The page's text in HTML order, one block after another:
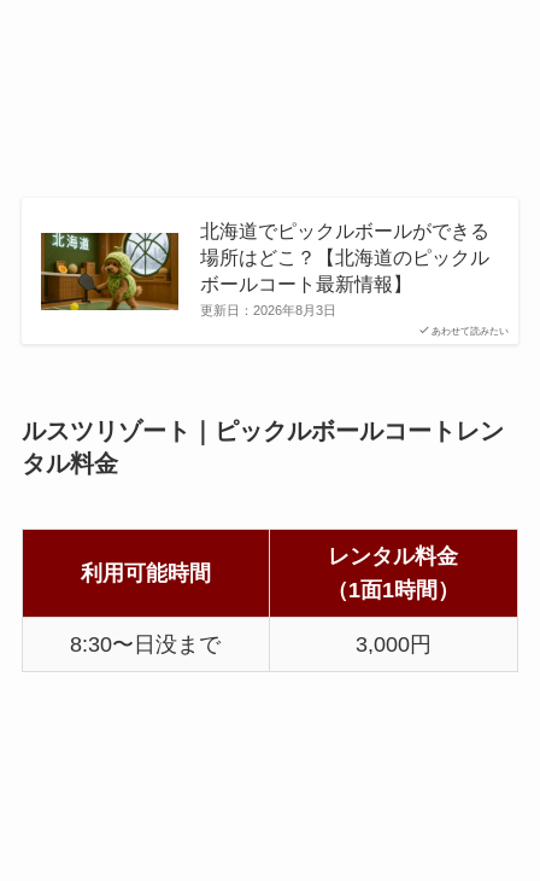
あわせて読みたい
北海道でピックルボールができる
場所はどこ？【北海道のピックル
ボールコート最新情報】
更新日： 2026年8月3日
ルスツリゾート｜ピックルボールコートレン
タル料金
利用可能時間
レンタル料金
（1面1時間）
8:30〜日没まで 3,000円